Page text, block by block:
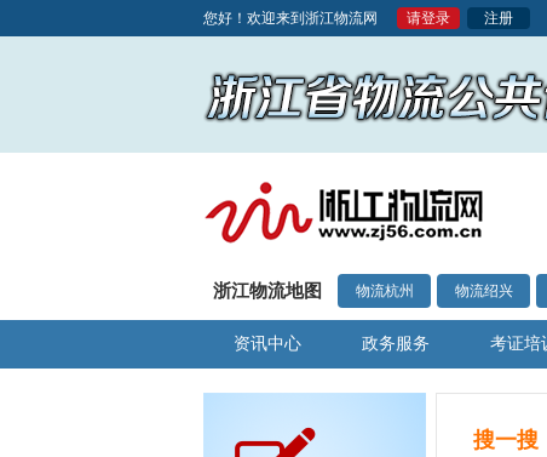
您好！欢迎来到浙江物流网 请登录 注册
浙江物流地图 物流杭州 物流绍兴
资讯中心 政务服务 考证培
搜一搜